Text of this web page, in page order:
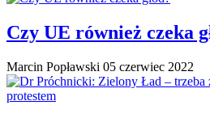
Czy UE również czeka
Marcin Popławski 05 czerwiec 2022